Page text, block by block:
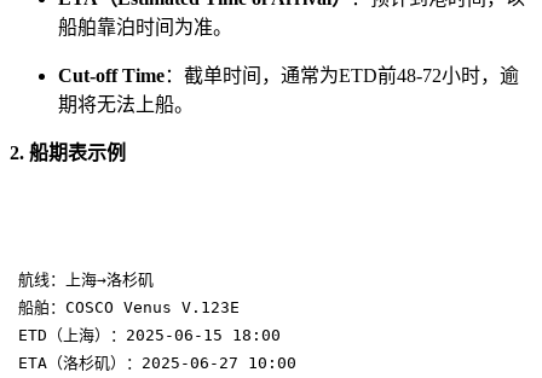
船舶靠泊时间为准。
Cut-off Time：截单时间，通常为ETD前48-72小时，逾
期将无法上船。
2. 船期表示例
航线：上海→洛杉矶
船舶：COSCO Venus V.123E
ETD（上海）：2025-06-15 18:00
ETA（洛杉矶）：2025-06-27 10:00